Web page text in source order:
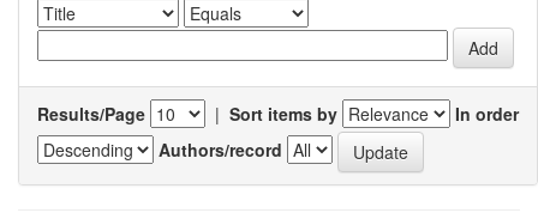
Results/Page | Sort items by
In order
Authors/record